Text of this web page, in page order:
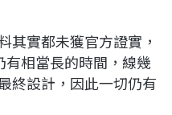
其實都未獲官方證實，
相當長的時間，線幾
終設計，因此一切仍有